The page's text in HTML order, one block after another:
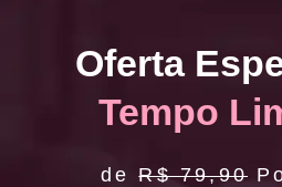
Oferta
Tempo
deR$ 79,90